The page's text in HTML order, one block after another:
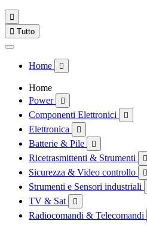

 Tutto
Home 
Home
Power

Componenti Elettronici 
Elettronica 
Batterie & Pile 
Ricetrasmittenti & Strumenti 
Sicurezza & Video controllo 
Strumenti e Sensori industriali
TV & Sat 
Radiocomandi & Telecomandi